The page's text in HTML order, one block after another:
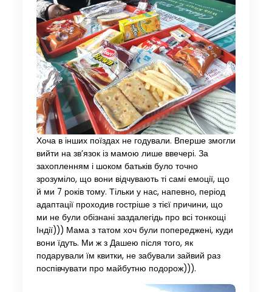
Хоча в інших поїздах не годували. Вперше змогли
вийти на зв’язок із мамою лише ввечері. За
захопленням і шоком батьків було точно
зрозуміло, що вони відчувають ті самі емоції, що
й ми 7 років тому. Тільки у нас, напевно, період
адаптації проходив гостріше з тієї причини, що
ми не були обізнані заздалегідь про всі тонкощі
Індії))) Мама з татом хоч були попереджені, куди
вони їдуть. Ми ж з Дашею після того, як
подарували їм квитки, не забували зайвий раз
поспівчувати про майбутню подорож))).